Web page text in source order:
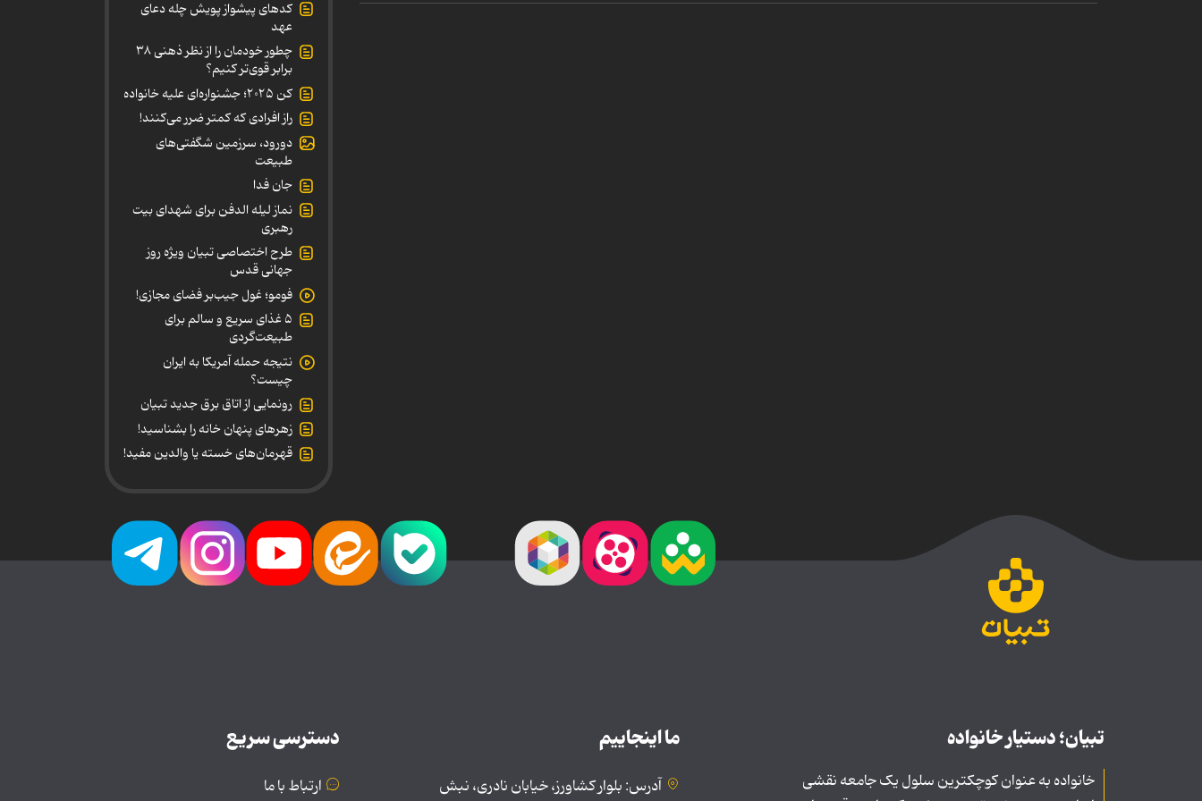
کدهای پیشواز پویش چله دعای
عهد
چطور خودمان را از نظر ذهنی ۳۸
برابر قوی‌تر کنیم؟
کن ۲۰۲۵؛ جشنواره‌ای علیه خانواده
راز افرادی که کمتر ضرر می‌کنند!
دورود، سرزمین شگفتی‌های
طبیعت
جان فدا
نماز لیله الدفن برای شهدای بیت
رهبری
طرح اختصاصی تبیان ویژه روز
جهانی قدس
فومو؛ غول جیب‌بر فضای مجازی!
۵ غذای سریع و سالم برای
طبیعت‌گردی
نتیجه حمله آمریکا به ایران
چیست؟
رونمایی از اتاق برق جدید تبیان
زهرهای پنهان خانه را بشناسید!
قهرمان‌های خسته یا والدین مفید!
تبیان؛ دستیار خانواده
خانواده به عنوان کوچکترین سلول یک جامعه نقشی
ما اینجاییم
آدرس: بلوار کشاورز، خیابان نادری، نبش
دسترسی سریع
ارتباط با ما